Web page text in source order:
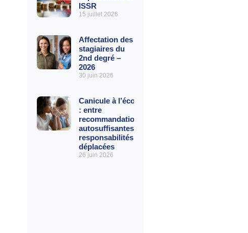
ISSR
15 juillet 2026
Affectation des
stagiaires du
2nd degré –
2026
30 juin 2026
Canicule à l’école
: entre
recommandations
autosuffisantes et
responsabilités
déplacées
26 juin 2026